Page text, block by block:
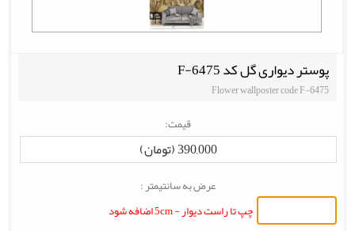
پوستر دیواری گل کد F-6475
Flower wallposter code F-6475
قیمت:
390,000 (تومان)
عرض به سانتیمتر :
چپ تا راست دیوار - 5cm اضافه شود